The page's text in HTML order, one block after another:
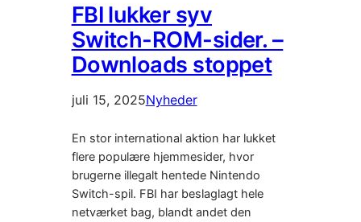
FBI lukker syv
Switch-ROM-sider. –
Downloads stoppet
juli 15, 2025Nyheder
En stor international aktion har lukket
flere populære hjemmesider, hvor
brugerne illegalt hentede Nintendo
Switch-spil. FBI har beslaglagt hele
netværket bag, blandt andet den